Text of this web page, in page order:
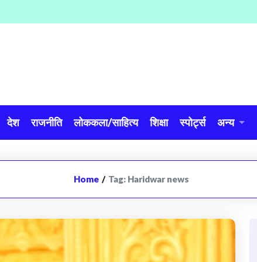
देश राजनीति लोककला/साहित्य शिक्षा स्पोर्ट्स अन्य
Home / Tag: Haridwar news